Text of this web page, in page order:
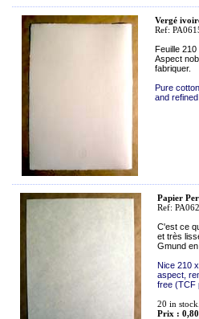
Vergé
Ref:
Feuille
Aspect
fabriquer.
Pure
and
Papier
Ref:
C'est ce
et très
Gmund
Nice 210
aspect,
free (TCF
20 in stock.
Prix :